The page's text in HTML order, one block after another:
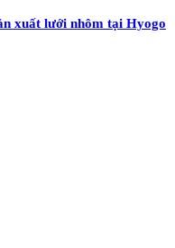
xuất lưới nhôm tại Hyogo